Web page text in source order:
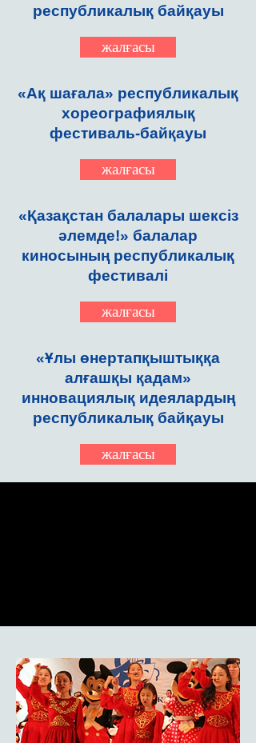
республикалық байқауы
жалғасы
«Ақ шағала» республикалық
хореографиялық
фестиваль-байқауы
жалғасы
«Қазақстан балалары шексіз
әлемде!» балалар
киносының республикалық
фестивалі
жалғасы
«Ұлы өнертапқыштыққа
алғашқы қадам»
инновациялық идеялардың
республикалық байқауы
жалғасы